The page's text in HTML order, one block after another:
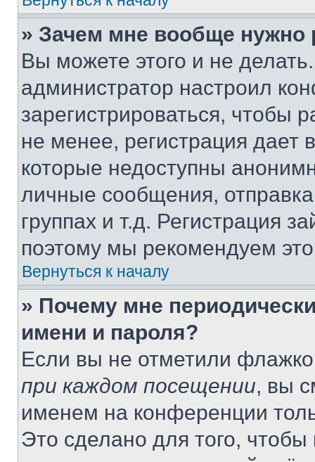
» Зачем мне вообще нужно
Вы можете этого и не
администратор настроил
зарегистрироваться, чтобы
не менее, регистрация
которые недоступны
личные сообщения,
группах и т.д. Регистрация
поэтому мы рекомендуем
Вернуться к началу
» Почему мне
имени и пароля?
Если вы не отметили
при каждом посещении, вы
именем на конференции
Это сделано для того, чтобы